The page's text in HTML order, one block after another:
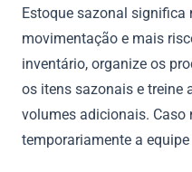
Estoque sazonal significa
movimentação e mais
inventário, organize os
os itens sazonais e treine
volumes adicionais. Caso
temporariamente a